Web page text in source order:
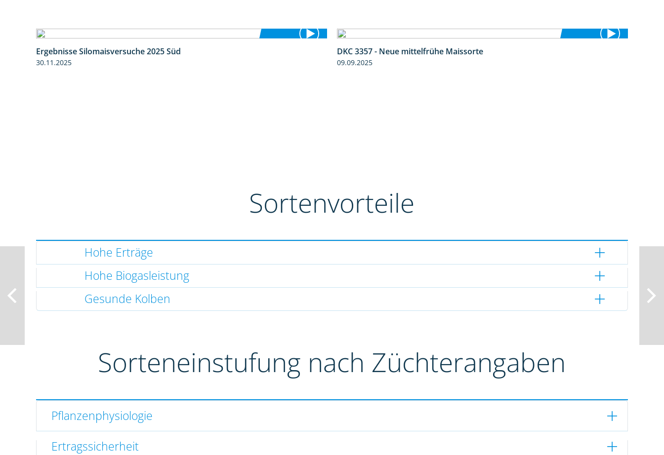
Ergebnisse Silomaisversuche 2025 Süd
30.11.2025
DKC 3357 - Neue mittelfrühe Maissorte
09.09.2025
Sortenvorteile
Hohe Erträge
Hohe Biogasleistung
Gesunde Kolben
Sorteneinstufung nach Züchterangaben
Pflanzenphysiologie
Ertragssicherheit